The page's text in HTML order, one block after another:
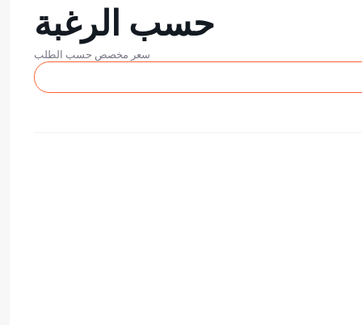
حسب الرغبة
سعر مخصص حسب الطلب